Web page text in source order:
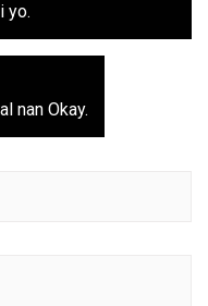
yo.
nan Okay.